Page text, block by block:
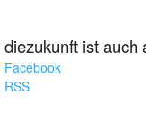
diezukunft ist auch
Facebook
RSS